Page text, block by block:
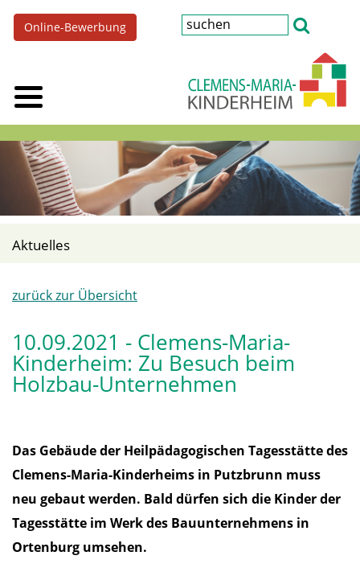
Online-Bewerbung
Aktuelles
zurück zur Übersicht
10.09.2021 - Clemens-Maria-
Kinderheim: Zu Besuch beim
Holzbau-Unternehmen
Das Gebäude der Heilpädagogischen Tagesstätte des
Clemens-Maria-Kinderheims in Putzbrunn muss
neu gebaut werden. Bald dürfen sich die Kinder der
Tagesstätte im Werk des Bauunternehmens in
Ortenburg umsehen.